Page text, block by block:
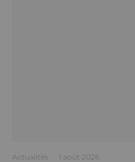
Actualités · 1 août 2026